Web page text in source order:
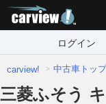
ログイン
carview! 中古車トップ
三菱ふそう